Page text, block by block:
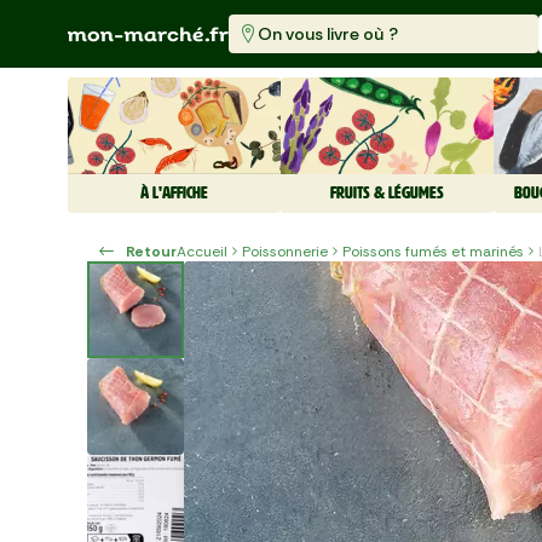
On vous livre où ?
À L'AFFICHE FRUITS & LÉGUMES
RetourAccueil Poissonnerie Poissons fumés et marinés